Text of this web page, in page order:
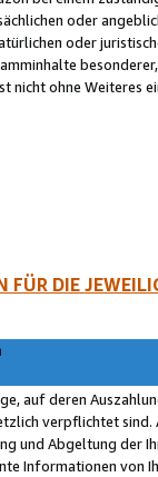
oder
oder
nicht ohne Weiteres
FÜR DIE
auf deren
verpflichtet
und Abgeltung der
Informationen von